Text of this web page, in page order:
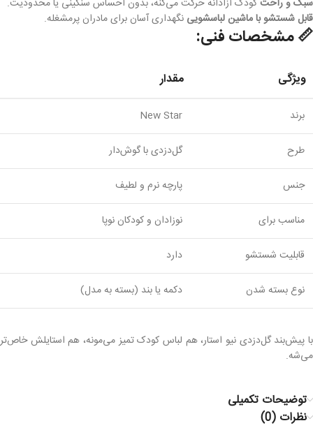
سبک و راحت کودک آزادانه حرکت می‌کنه، بدون احساس سنگینی یا محدودیت.
قابل شستشو با ماشین لباسشویی نگهداری آسان برای مادران پرمشغله.
📏 مشخصات فنی:
ویژگی مقدار
برند New Star
طرح گل‌دزدی با گوش‌دار
جنس پارچه نرم و لطیف
مناسب برای نوزادان و کودکان نوپا
قابلیت شستشو دارد
نوع بسته شدن دکمه یا بند (بسته به مدل)
با پیش‌بند گل‌دزدی نیو استار، هم لباس کودک تمیز می‌مونه، هم استایلش خاص‌تر
می‌شه.
توضیحات تکمیلی
نظرات (0)